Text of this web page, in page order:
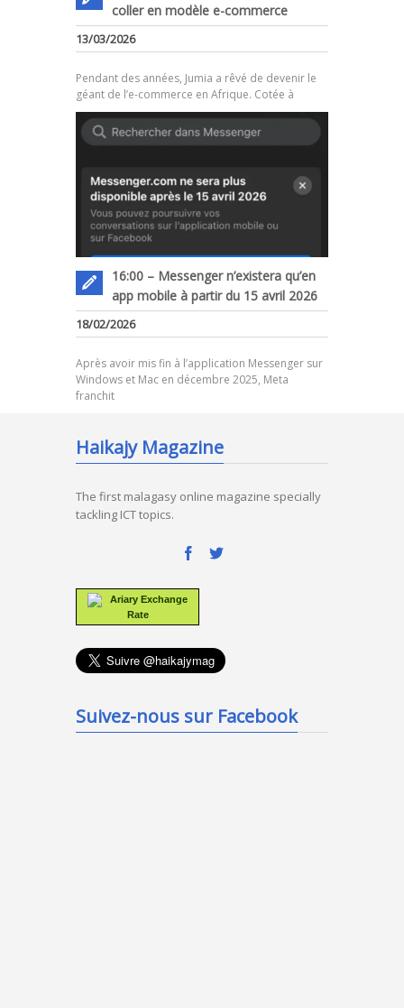
coller en modèle e-commerce
13/03/2026
Pendant des années, Jumia a rêvé de devenir le
géant de l’e-commerce en Afrique. Cotée à
16:00 – Messenger n’existera qu’en
app mobile à partir du 15 avril 2026
18/02/2026
Après avoir mis fin à l’application Messenger sur
Windows et Mac en décembre 2025, Meta
franchit
Haikajy Magazine
The first malagasy online magazine specially
tackling ICT topics.
Ariary Exchange
Rate
Suivez-nous sur Facebook